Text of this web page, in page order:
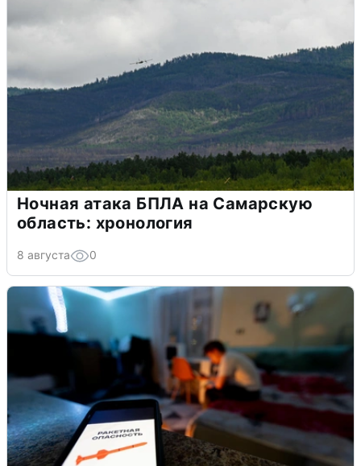
Ночная атака БПЛА на Самарскую
область: хронология
8 августа 0